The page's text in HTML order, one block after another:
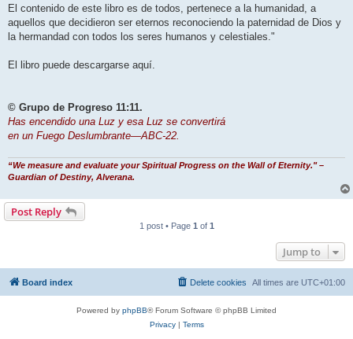
El contenido de este libro es de todos, pertenece a la humanidad, a
aquellos que decidieron ser eternos reconociendo la paternidad de Dios y
la hermandad con todos los seres humanos y celestiales."
El libro puede descargarse aquí.
© Grupo de Progreso 11:11.
Has encendido una Luz y esa Luz se convertirá
en un Fuego Deslumbrante—ABC-22.
“We measure and evaluate your Spiritual Progress on the Wall of Eternity." –
Guardian of Destiny, Alverana.
Post Reply
1 post • Page 1 of 1
Jump to
Board index All times are UTC+01:00
Delete cookies
Powered by phpBB® Forum Software © phpBB Limited
Privacy| Terms